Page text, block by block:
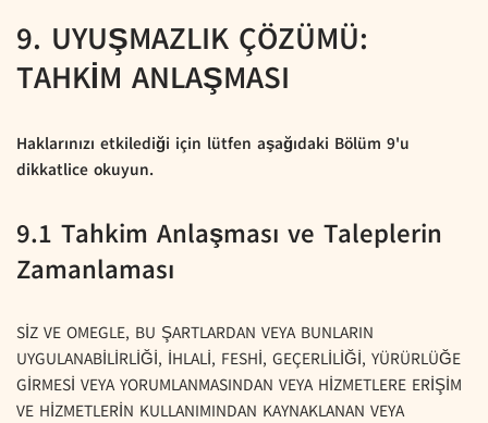
9. UYUŞMAZLIK ÇÖZÜMÜ:
TAHKİM ANLAŞMASI
Haklarınızı etkilediği için lütfen aşağıdaki Bölüm 9'u
dikkatlice okuyun.
9.1 Tahkim Anlaşması ve Taleplerin
Zamanlaması
SİZ VE OMEGLE, BU ŞARTLARDAN VEYA BUNLARIN
UYGULANABİLİRLİĞİ, İHLALİ, FESHİ, GEÇERLİLİĞİ, YÜRÜRLÜĞE
GİRMESİ VEYA YORUMLANMASINDAN VEYA HİZMETLERE ERİŞİM
VE HİZMETLERİN KULLANIMINDAN KAYNAKLANAN VEYA